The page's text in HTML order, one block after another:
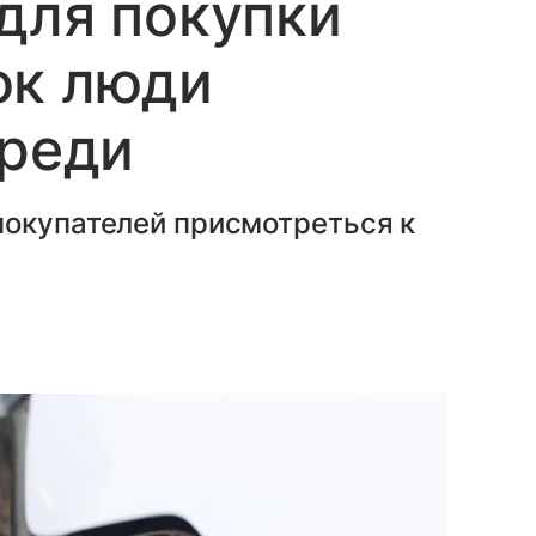
покупки
люди
присмотреться к